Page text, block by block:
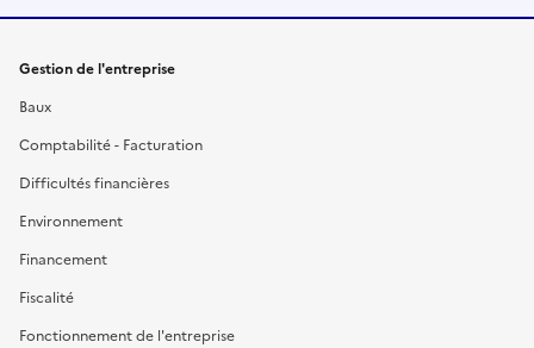
Gestion de l'entreprise
Baux
Comptabilité - Facturation
Difficultés financières
Environnement
Financement
Fiscalité
Fonctionnement de l'entreprise